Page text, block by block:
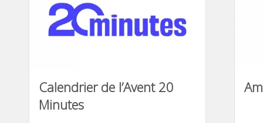
Calendrier de l’Avent 20
Minutes